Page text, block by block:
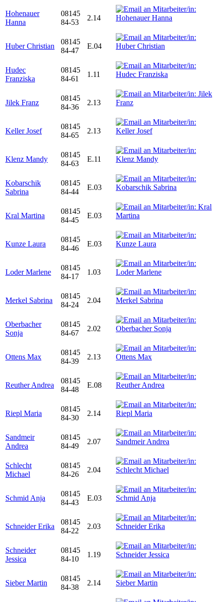
Hohenauer
Hanna
08145
84-53
2.14
Huber Christian
08145
84-47
E.04
Hudec
Franziska
08145
84-61
1.11
Jilek Franz
08145
84-36
2.13
Keller Josef
08145
84-65
2.13
Klenz Mandy
08145
84-63
E.11
Kobarschik
Sabrina
08145
84-44
E.03
Kral Martina
08145
84-45
E.03
Kunze Laura
08145
84-46
E.03
Loder Marlene
08145
84-17
1.03
Merkel Sabrina
08145
84-24
2.04
Oberbacher
Sonja
08145
84-67
2.02
Ottens Max
08145
84-39
2.13
Reuther Andrea
08145
84-48
E.08
Riepl Maria
08145
84-30
2.14
Sandmeir
Andrea
08145
84-49
2.07
Schlecht
Michael
08145
84-26
2.04
Schmid Anja
08145
84-43
E.03
Schneider Erika
08145
84-22
2.03
Schneider
Jessica
08145
84-10
1.19
Sieber Martin
08145
84-38
2.14